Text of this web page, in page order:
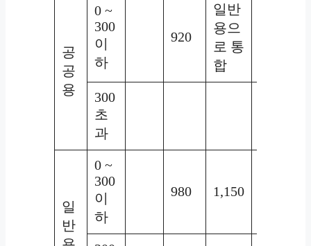
공
공
용
0 ~
300
이
하
920
일반
용으
로 통
합
300
초
과
일
반
0 ~
300
이
하
980 1,150